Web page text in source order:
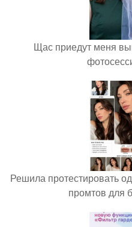
Щас приедут меня
Решила протестировать
промтов для